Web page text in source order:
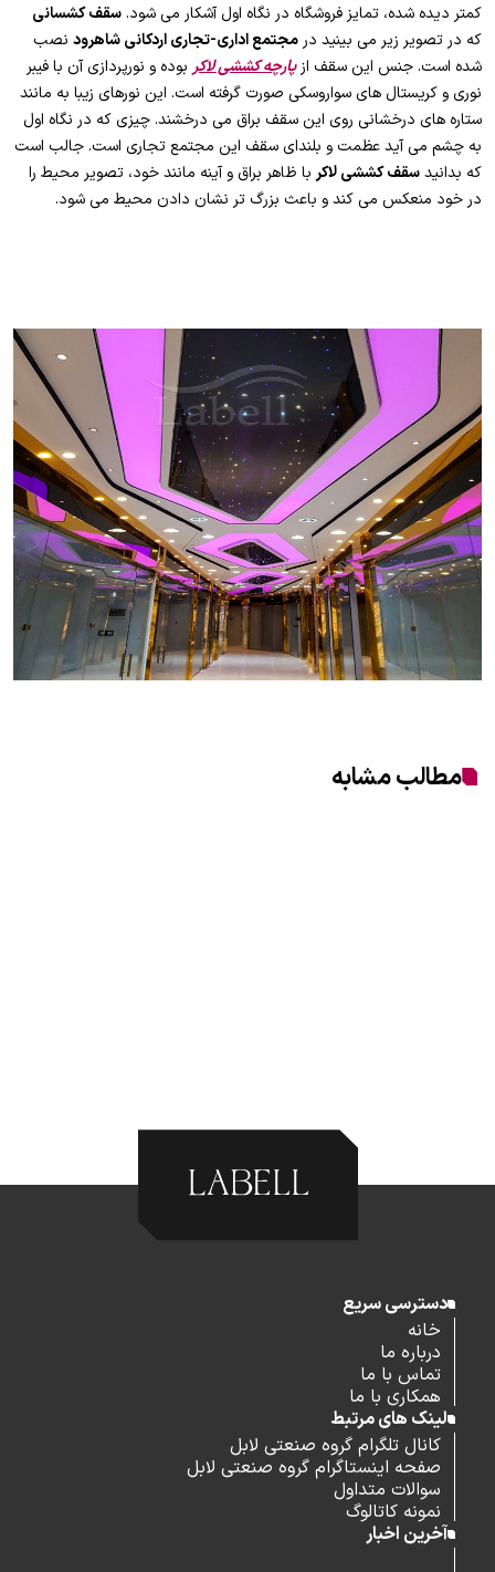
کمتر دیده شده، تمایز فروشگاه در نگاه اول آشکار می شود.سقف کشسانی
که در تصویر زیر می بینید در مجتمع اداری-تجاری اردکانی شاهرود نصب
شده است. جنس این سقف ازپارچه کششی لاکر بوده و نورپردازی آن با فیبر
نوری و کریستال های سواروسکی صورت گرفته است. این نورهای زیبا به مانند
ستاره های درخشانی روی این سقف براق می درخشند. چیزی که در نگاه اول
به چشم می آید عظمت و بلندای سقف این مجتمع تجاری است. جالب است
که بدانیدسقف کششی لاکر با ظاهر براق و آینه مانند خود، تصویر محیط را
در خود منعکس می کند و باعث بزرگ تر نشان دادن محیط می شود.
مطالب مشابه
دسترسی سریع
خانه
درباره ما
تماس با ما
همکاری با ما
لینک های مرتبط
کانال تلگرام گروه صنعتی لابل
صفحه اینستاگرام گروه صنعتی لابل
سوالات متداول
نمونه کاتالوگ
آخرین اخبار